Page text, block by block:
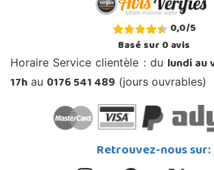
0,0/5
Basé sur0avis
Horaire Service clientèle : du lundi au
17h au 0176 541 489 (jours ouvrables)
Retrouvez-nous sur: